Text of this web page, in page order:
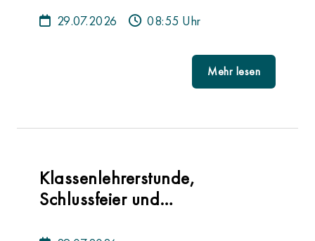
29.07.2026 08:55 Uhr
Mehr lesen
Klassenlehrerstunde,
Schlussfeier und